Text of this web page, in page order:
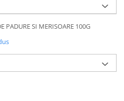
PADURE SI MERISOARE 100G